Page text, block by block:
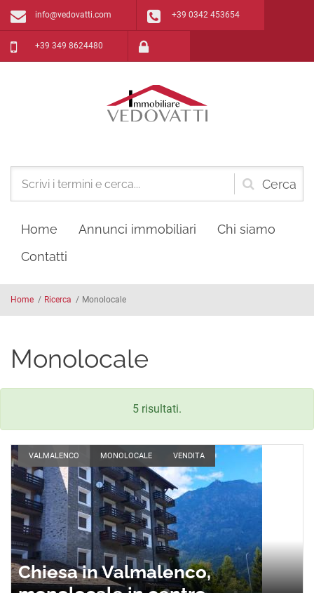
Salta al contenuto principale
info@vedovatti.com +39 0342 453654
+39 349 8624480
Form
ricerca
Home Annunci immobiliari
Chi siamo
Contatti
Home / Ricerca / Monolocale
Monolocale
5 risultati.
VALMALENCO MONOLOCALE VENDITA
Chiesa in Valmalenco,